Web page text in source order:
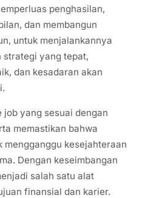
penghasilan,
dan membangun
untuk menjalankannya
strategi yang tepat,
dan kesadaran akan
job yang sesuai dengan
memastikan bahwa
mengganggu kesejahteraan
Dengan keseimbangan
salah satu alat
finansial dan karier.